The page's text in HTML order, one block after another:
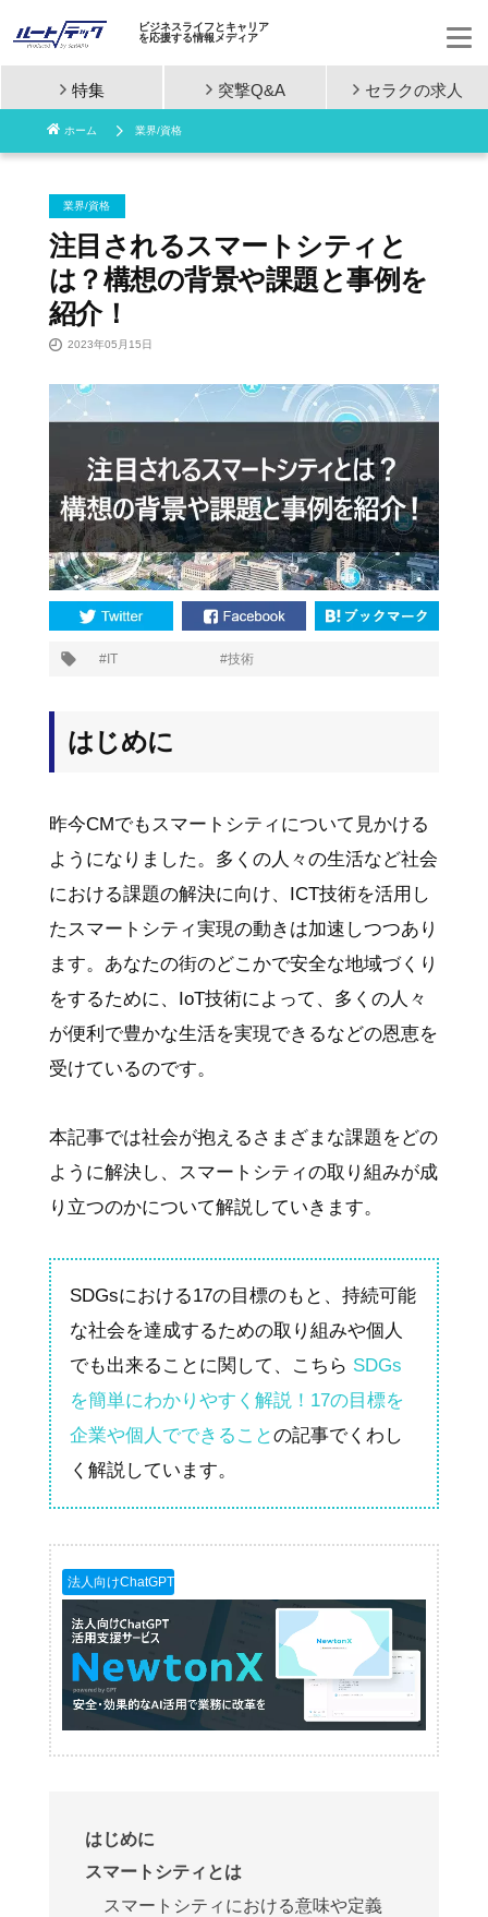
コ
ン
ビジネスライフとキャリア
を応援する情報メディア
特集 突撃Q&A セラクの求人
ホーム 業界/資格
業界/資格
注目されるスマートシティと
は？構想の背景や課題と事例を
紹介！
2023年05月15日
IT 技術
はじめに
昨今CMでもスマートシティについて見かける
ようになりました。多くの人々の生活など社会
における課題の解決に向け、ICT技術を活用し
たスマートシティ実現の動きは加速しつつあり
ます。あなたの街のどこかで安全な地域づくり
をするために、IoT技術によって、多くの人々
が便利で豊かな生活を実現できるなどの恩恵を
受けているのです。
本記事では社会が抱えるさまざまな課題をどの
ように解決し、スマートシティの取り組みが成
り立つのかについて解説していきます。
SDGsにおける17の目標のもと、持続可能
な社会を達成するための取り組みや個人
でも出来ることに関して、こちら SDGs
を簡単にわかりやすく解説！17の目標を
企業や個人でできることの記事でくわし
く解説しています。
法人向けChatGPT
はじめに
スマートシティとは
スマートシティにおける意味や定義